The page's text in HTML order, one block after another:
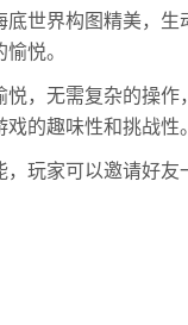
世界构图精美，
悦。
悦，无需复杂的操
的趣味性和挑战性。
玩家可以邀请好